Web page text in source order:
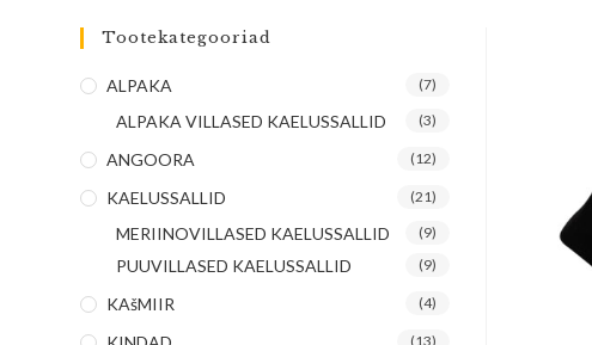
Tootekategooriad
ALPAKA (7)
ALPAKA VILLASED KAELUSSALLID (3)
ANGOORA (12)
KAELUSSALLID (21)
MERIINOVILLASED KAELUSSALLID (9)
PUUVILLASED KAELUSSALLID (9)
KAšMIIR (4)
(13)